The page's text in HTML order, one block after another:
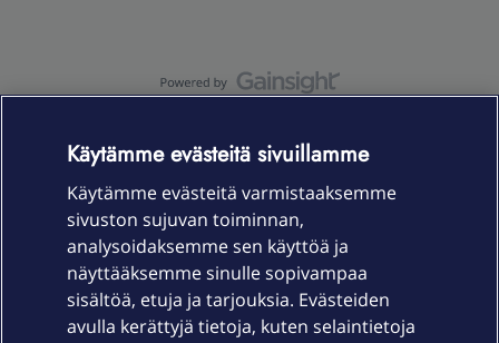
Laitteet & liittymät
Palvelut
Käytämme evästeitä sivuillamme
Käytämme evästeitä varmistaaksemme
sivuston sujuvan toiminnan,
analysoidaksemme sen käyttöä ja
näyttääksemme sinulle sopivampaa
sisältöä, etuja ja tarjouksia. Evästeiden
avulla kerättyjä tietoja, kuten selaintietoja